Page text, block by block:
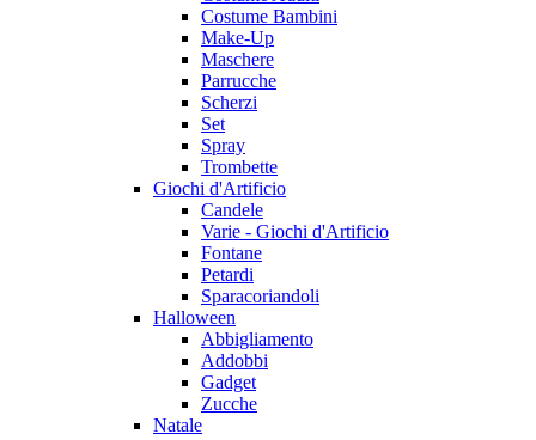
Costume Bambini
Make-Up
Maschere
Parrucche
Scherzi
Set
Spray
Trombette
Giochi d'Artificio
Candele
Varie - Giochi d'Artificio
Fontane
Petardi
Sparacoriandoli
Halloween
Abbigliamento
Addobbi
Gadget
Zucche
Natale